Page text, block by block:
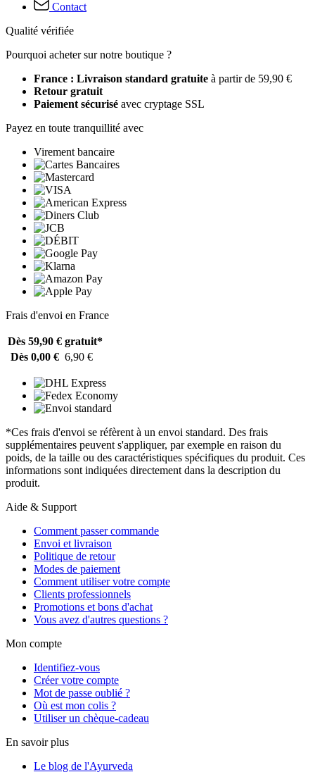
Contact
Qualité vérifiée
Pourquoi acheter sur notre boutique ?
France : Livraison standard gratuite à partir de 59,90 €
Retour gratuit
Paiement sécurisé avec cryptage SSL
Payez en toute tranquillité avec
Virement bancaire
Frais d'envoi en France
Dès 59,90 € gratuit*
Dès 0,00 € 6,90 €
*Ces frais d'envoi se réfèrent à un envoi standard. Des frais
supplémentaires peuvent s'appliquer, par exemple en raison du
poids, de la taille ou des caractéristiques spécifiques du produit. Ces
informations sont indiquées directement dans la description du
produit.
Aide & Support
Comment passer commande
Envoi et livraison
Politique de retour
Modes de paiement
Comment utiliser votre compte
Clients professionnels
Promotions et bons d'achat
Vous avez d'autres questions ?
Mon compte
Identifiez-vous
Créer votre compte
Mot de passe oublié ?
Où est mon colis ?
Utiliser un chèque-cadeau
En savoir plus
Le blog de l'Ayurveda